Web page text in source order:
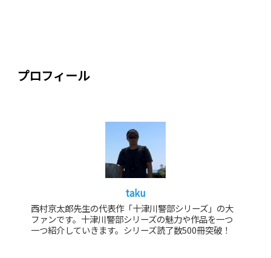
プロフィール
taku
西村京太郎先生の代表作「十津川警部シリーズ」の大
ファンです。十津川警部シリーズの魅力や作品を一つ
一つ紹介していきます。シリーズ読了数500冊突破！